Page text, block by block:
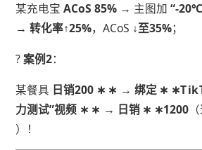
某充电宝 ​​ACoS 85%​ ​ → 主图加 ​​“-
→ ​​转化率↑25%​​，ACoS ​ ​↓至35%​​；
? ​​案例2​​：
某餐具 ​ ​日销200 ∗ ∗ → 绑定 ∗ ∗Tik
力测试”视频 ∗ ∗ → 日销 ∗ ∗1200​（
）！